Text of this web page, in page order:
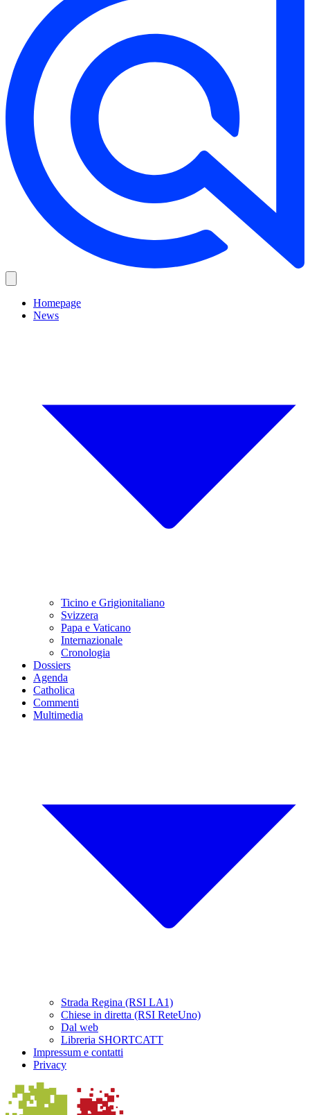
Homepage
News
Ticino e Grigionitaliano
Svizzera
Papa e Vaticano
Internazionale
Cronologia
Dossiers
Agenda
Catholica
Commenti
Multimedia
Strada Regina (RSI LA1)
Chiese in diretta (RSI ReteUno)
Dal web
Libreria SHORTCATT
Impressum e contatti
Privacy